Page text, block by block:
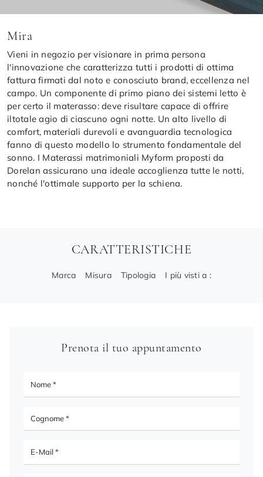
Mira
Vieni in negozio per visionare in prima persona
l'innovazione che caratterizza tutti i prodotti di ottima
fattura firmati dal noto e conosciuto brand, eccellenza nel
campo. Un componente di primo piano dei sistemi letto è
per certo il materasso: deve risultare capace di offrire
iltotale agio di ciascuno ogni notte. Un alto livello di
comfort, materiali durevoli e avanguardia tecnologica
fanno di questo modello lo strumento fondamentale del
sonno. I Materassi matrimoniali Myform proposti da
Dorelan assicurano una ideale accoglienza tutte le notti,
nonché l'ottimale supporto per la schiena.
CARATTERISTICHE
Marca Misura Tipologia I più visti a :
Prenota il tuo appuntamento